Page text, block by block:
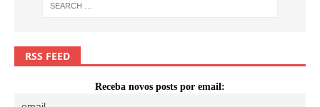
RSS FEED
Receba novos posts por email: